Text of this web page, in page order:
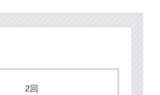
2回